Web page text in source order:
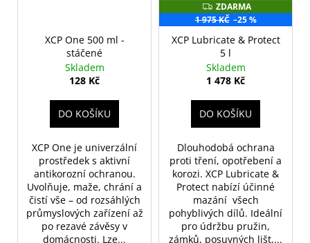
XCP One 500 ml -
stáčené
Skladem
128 Kč
DO KOŠÍKU
XCP One je univerzální
prostředek s aktivní
antikorozní ochranou.
Uvolňuje, maže, chrání a
čistí vše – od rozsáhlých
průmyslových zařízení až
po rezavé závěsy v
domácnosti. Lze...
Z
D
A
R
M
ZDARMA
1 975 KČ –25 %
XCP Lubricate & Protect
5 l
Skladem
1 478 Kč
DO KOŠÍKU
Dlouhodobá ochrana
proti tření, opotřebení a
korozi. XCP Lubricate &
Protect nabízí účinné
mazání všech
pohyblivých dílů. Ideální
pro údržbu pružin,
zámků, posuvných lišt,...